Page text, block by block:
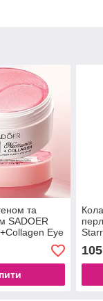
та
SADOER
Eye
105